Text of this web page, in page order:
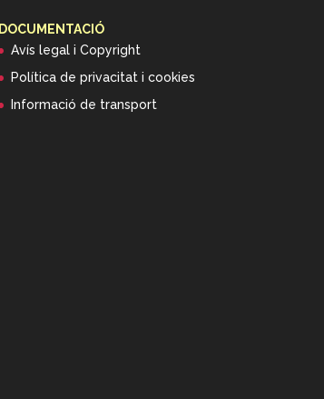
DOCUMENTACIÓ
Avís legal i Copyright
Política de privacitat i cookies
Informació de transport